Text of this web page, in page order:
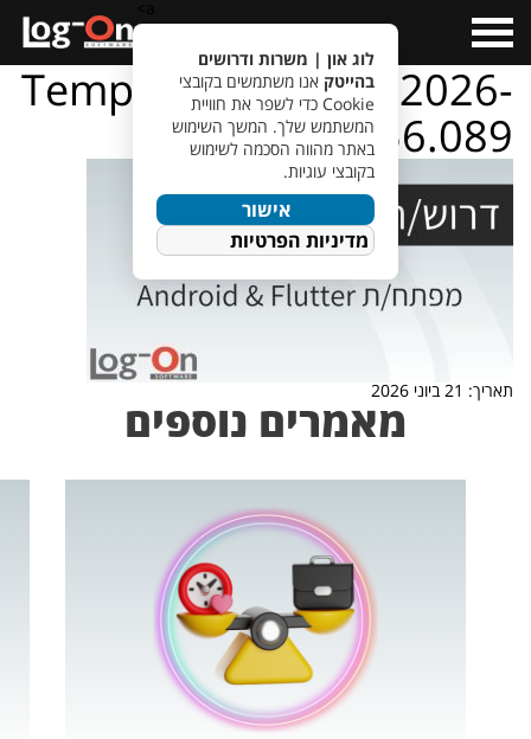
Menu
TempletJobsWeb – 2026-
06-21T105356.089
תאריך: 21 ביוני 2026
מאמרים נוספים
לוג און | משרות ודרושים
בהייטק אנו משתמשים בקובצי
Cookie כדי לשפר את חוויית
המשתמש שלך. המשך השימוש
באתר מהווה הסכמה לשימוש
בקובצי עוגיות.
אישור
מדיניות הפרטיות